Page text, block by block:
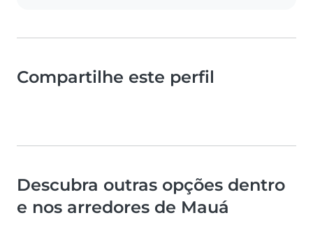
Compartilhe este perfil
Descubra outras opções dentro
e nos arredores de Mauá